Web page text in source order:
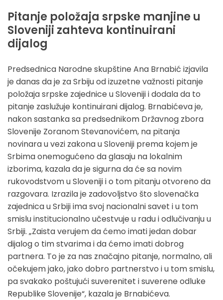
Pitanje položaja srpske manjine u
Sloveniji zahteva kontinuirani
dijalog
Predsednica Narodne skupštine Ana Brnabić izjavila
je danas da je za Srbiju od izuzetne važnosti pitanje
položaja srpske zajednice u Sloveniji i dodala da to
pitanje zaslužuje kontinuirani dijalog. Brnabićeva je,
nakon sastanka sa predsednikom Državnog zbora
Slovenije Zoranom Stevanovićem, na pitanja
novinara u vezi zakona u Sloveniji prema kojem je
Srbima onemogućeno da glasaju na lokalnim
izborima, kazala da je sigurna da će sa novim
rukovodstvom u Sloveniji i o tom pitanju otvoreno da
razgovara. Izrazila je zadovoljstvo što slovenačka
zajednica u Srbiji ima svoj nacionalni savet i u tom
smislu institucionalno učestvuje u radu i odlučivanju u
Srbiji. „Zaista verujem da ćemo imati jedan dobar
dijalog o tim stvarima i da ćemo imati dobrog
partnera. To je za nas značajno pitanje, normalno, ali
očekujem jako, jako dobro partnerstvo i u tom smislu,
pa svakako poštujući suverenitet i suverene odluke
Republike Slovenije“, kazala je Brnabićeva.